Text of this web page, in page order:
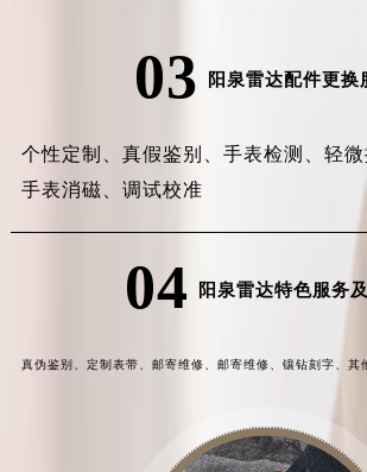
03 阳泉雷达配件更换
个性定制、 真假鉴别、 手表检测、 轻微
手表消磁、 调试校准
04 阳泉雷达特色服务
真伪鉴别、 定制表带、 邮寄维修、 邮寄维修、 镶钻刻字、 其